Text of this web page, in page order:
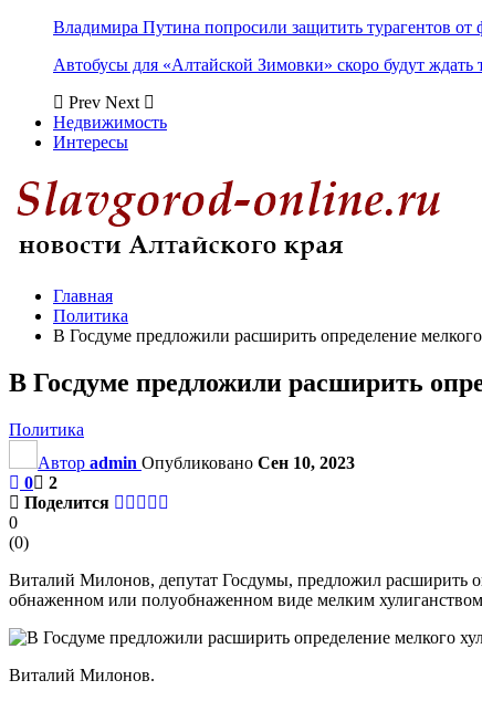
Владимира Путина попросили защитить турагентов от
Автобусы для «Алтайской Зимовки» скоро будут ждать
Prev Next
Недвижимость
Интересы
Главная
Политика
В Госдуме предложили расширить определение
В Госдуме предложили расширить
Политика
Автор admin Опубликовано Сен 10, 2023
0
2
Поделится
0
(0)
Виталий Милонов, депутат Госдумы, предложил расширить
обнаженном или полуобнаженном виде мелким
Виталий Милонов.